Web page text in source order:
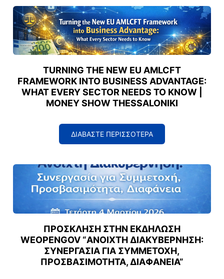
TURNING THE NEW EU AMLCFT
FRAMEWORK INTO BUSINESS ADVANTAGE:
WHAT EVERY SECTOR NEEDS TO KNOW |
MONEY SHOW THESSALONIKI
ΔΙΑΒΑΣΤΕ ΠΕΡΙΣΣΟΤΕΡΑ
ΠΡΌΣΚΛΗΣΗ ΣΤΗΝ ΕΚΔΉΛΩΣΗ
WEOPENGOV “ΑΝΟΙΧΤΉ ΔΙΑΚΥΒΈΡΝΗΣΗ:
ΣΥΝΕΡΓΑΣΊΑ ΓΙΑ ΣΥΜΜΕΤΟΧΉ,
ΠΡΟΣΒΑΣΙΜΌΤΗΤΑ, ΔΙΑΦΆΝΕΙΑ”